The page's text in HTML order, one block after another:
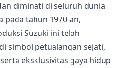
diminati di seluruh dunia.
pada tahun 1970-an,
Suzuki ini telah
simbol petualangan sejati,
eksklusivitas gaya hidup